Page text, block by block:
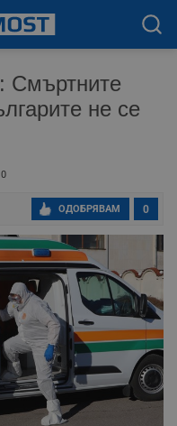
Смъртните
не се
0
ОДОБРЯВАМ